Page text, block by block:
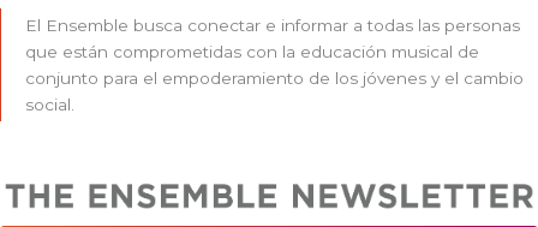
El Ensemble busca conectar e informar a todas las personas
que están comprometidas con la educación musical de
conjunto para el empoderamiento de los jóvenes y el cambio
social.